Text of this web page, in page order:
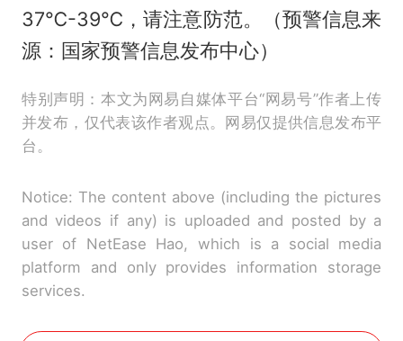
37℃-39℃，请注意防范。（预警信息来
源：国家预警信息发布中心）
特别声明：本文为网易自媒体平台“网易号”作者上传
并发布，仅代表该作者观点。网易仅提供信息发布平
台。
Notice: The content above (including the pictures
and videos if any) is uploaded and posted by a
user of NetEase Hao, which is a social media
platform and only provides information storage
services.